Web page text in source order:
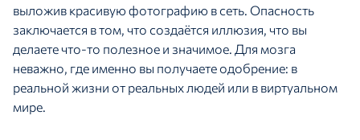
выложив красивую фотографию в сеть. Опасность
заключается в том, что создаётся иллюзия, что вы
делаете что-то полезное и значимое. Для мозга
неважно, где именно вы получаете одобрение: в
реальной жизни от реальных людей или в виртуальном
мире.